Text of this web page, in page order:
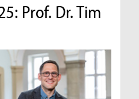
Prof. Dr. Tim